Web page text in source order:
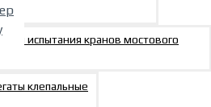
для испытания кранов мостового
клепальные